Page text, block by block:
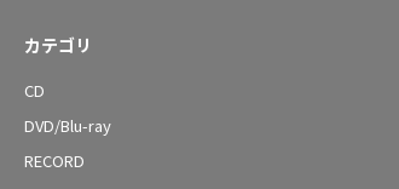
カテゴリ
CD
DVD/Blu-ray
RECORD